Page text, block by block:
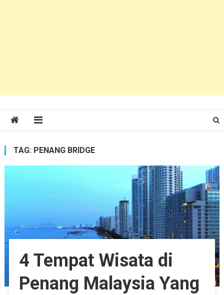
TAG: PENANG BRIDGE
4 Tempat Wisata di
Penang Malaysia Yang